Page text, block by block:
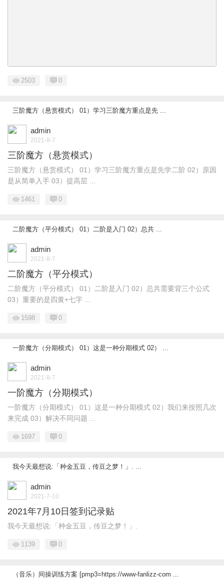
2503 0
三阶魔方（悬赏模式） 01）学习三阶魔方重点是先 ...
admin
2021-8-7
三阶魔方（悬赏模式）
三阶魔方（悬赏模式） 01）学习三阶魔方重点是先学二阶 02）原因
是从简单入手 03）提高层 ...
1461 0
二阶魔方（平分模式） 01）二阶是入门 02）总共 ...
admin
2021-8-7
二阶魔方（平分模式）
二阶魔方（平分模式） 01）二阶是入门 02）总共需要背三个公式
03）重要的是四黄+七字 ...
1598 0
一阶魔方（分期模式） 01）这是一种分期模式 02） ...
admin
2021-8-7
一阶魔方（分期模式）
一阶魔方（分期模式） 01）这是一种分期模式 02）我们来按照几次
来完成 03）解决不同问题 ...
1697 0
我今天最想说:「种金五豆，传豆之梦！」. ...
admin
2021-7-10
2021年7月10日签到记录贴
我今天最想说:「种金五豆，传豆之梦！」.
1139 0
（音乐）间操训练方案 [pmp3=https://www-fanlizz-com ...